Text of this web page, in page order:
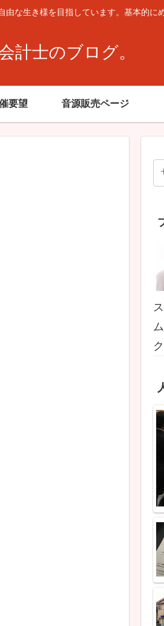
な生き様を目指しています。基本的にめ
計士のブログ。
要望 音源販売ページ